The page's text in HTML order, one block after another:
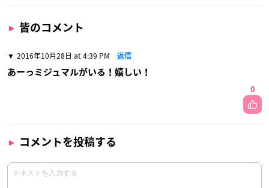
皆のコメント
2016年10月28日 at 4:39 PM 返信
あーっミジュマルがいる！嬉しい！
0
コメントを投稿する